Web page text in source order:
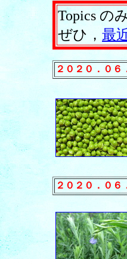
Topics の
ぜひ， 最
２０２０．０６
２０２０．０６